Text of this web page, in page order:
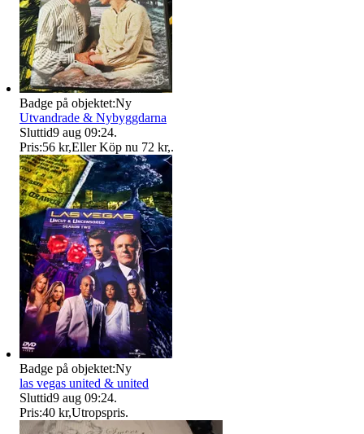
Badge på objektet:Ny
Utvandrade & Nybyggdarna
Sluttid9 aug 09:24.
Pris:56 kr,Eller Köp nu 72 kr,.
Badge på objektet:Ny
las vegas united & united
Sluttid9 aug 09:24.
Pris:40 kr,Utropspris.